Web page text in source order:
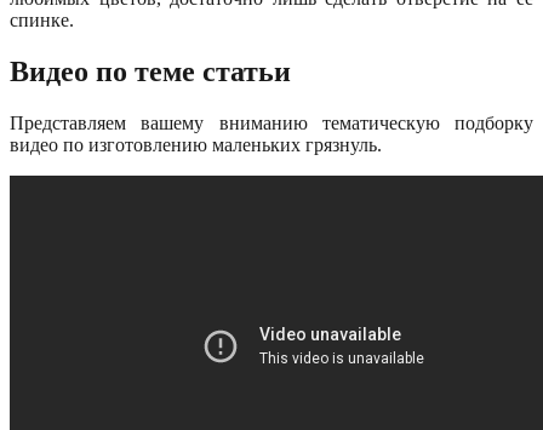
спинке.
Видео по теме статьи
Представляем вашему вниманию тематическую подборку
видео по изготовлению маленьких грязнуль.